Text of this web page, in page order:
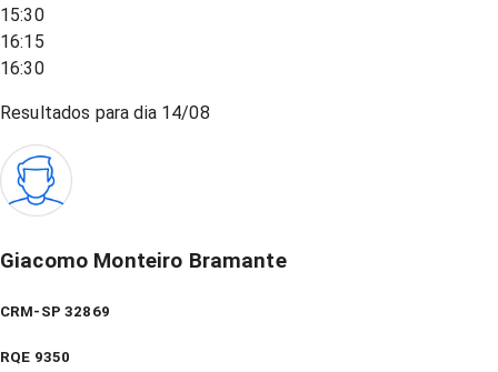
15:30
16:15
16:30
Resultados para dia 14/08
Giacomo Monteiro Bramante
CRM-SP 32869
RQE 9350